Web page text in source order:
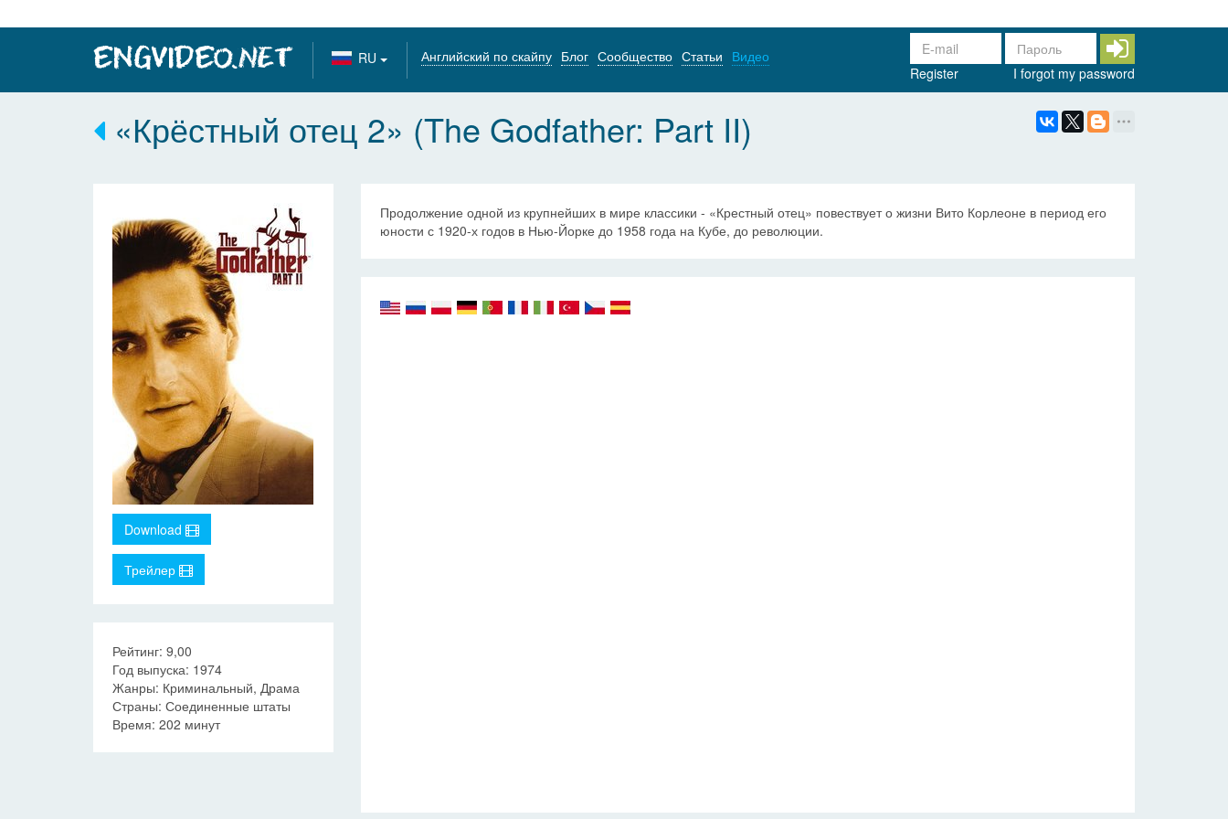
RU Английский по скайпу Блог Сообщество Статьи Видео
Register
I forgot my password
«Крёстный отец 2» (The Godfather: Part II)
Download
Трейлер
Рейтинг: 9,00
Год выпуска: 1974
Жанры: Криминальный, Драма
Страны: Соединенные штаты
Время: 202 минут
Продолжение одной из крупнейших в мире классики - «Крестный отец» повествует о жизни Вито Корлеоне в период его
юности с 1920-х годов в Нью-Йорке до 1958 года на Кубе, до революции.